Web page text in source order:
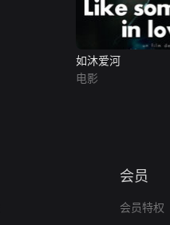
如沐爱河
电影
会员
会员特权